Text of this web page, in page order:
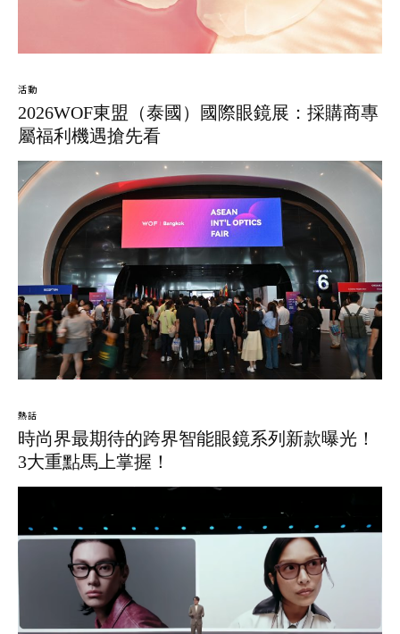
活動
2026WOF東盟（泰國）國際眼鏡展：採購商專
屬福利機遇搶先看
熱話
時尚界最期待的跨界智能眼鏡系列新款曝光！
3大重點馬上掌握！